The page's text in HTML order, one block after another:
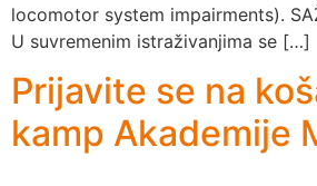
locomotor system impairments).
U suvremenim istraživanjima se […]
Prijavite se na
kamp Akademije